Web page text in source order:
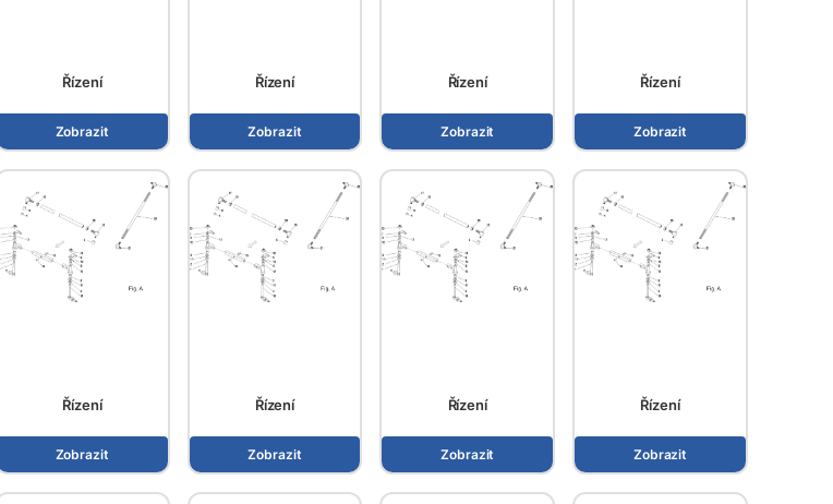
Řízení
Zobrazit
Řízení
Zobrazit
Řízení
Zobrazit
Řízení
Zobrazit
Řízení
Zobrazit
Řízení
Zobrazit
Řízení
Zobrazit
Řízení
Zobrazit